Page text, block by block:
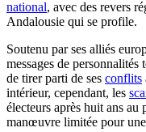
national, avec des revers
Andalousie qui se profile.
Soutenu par ses alliés
messages de
de tirer parti de ses conflits
intérieur, cependant, les
électeurs après huit ans au
manœuvre limitée pour